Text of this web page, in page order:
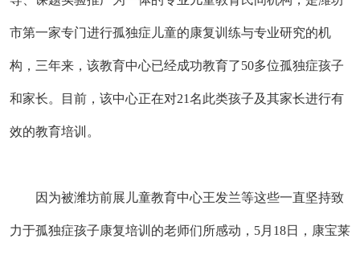
市第一家专门进行孤独症儿童的康复训练与专业研究的机
构，三年来，该教育中心已经成功教育了50多位孤独症孩子
和家长。目前，该中心正在对21名此类孩子及其家长进行有
效的教育培训。
因为被潍坊前展儿童教育中心王发兰等这些一直坚持致
力于孤独症孩子康复培训的老师们所感动，5月18日，康宝莱